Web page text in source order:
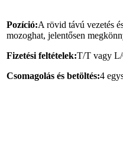
Pozíció:A rövid távú vezetés
mozoghat, jelentősen
Fizetési feltételek:T/T vagy
Csomagolás és betöltés:4